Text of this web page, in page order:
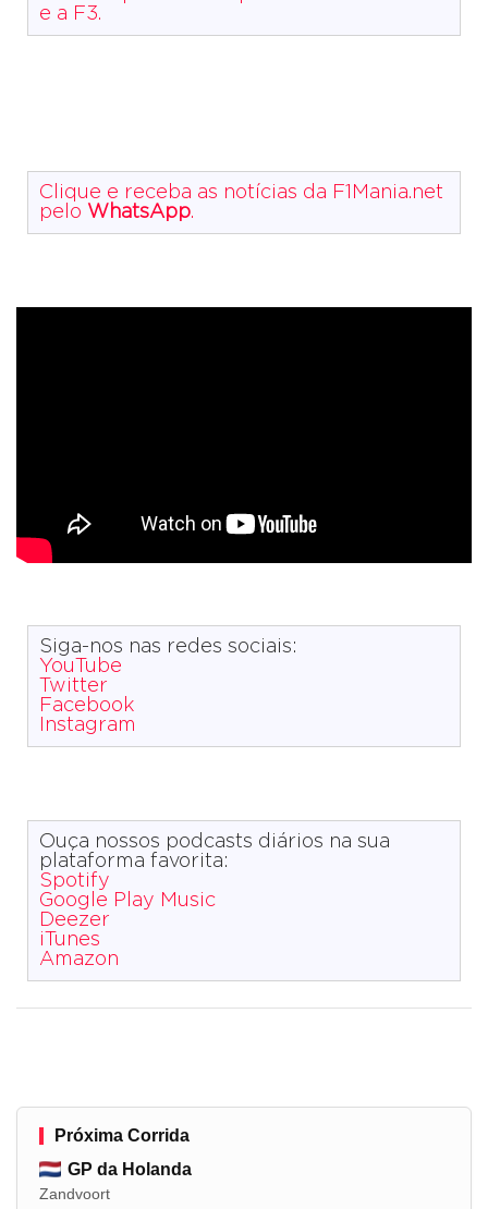
e a F3.
Clique e receba as notícias da F1Mania.net
pelo WhatsApp.
Siga-nos nas redes sociais:
YouTube
Twitter
Facebook
Instagram
Ouça nossos podcasts diários na sua
plataforma favorita:
Spotify
Google Play Music
Deezer
iTunes
Amazon
Próxima Corrida
GP da Holanda
Zandvoort